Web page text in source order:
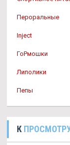
Пероральные
Inject
ГоРмошки
Липолики
Пепы
К